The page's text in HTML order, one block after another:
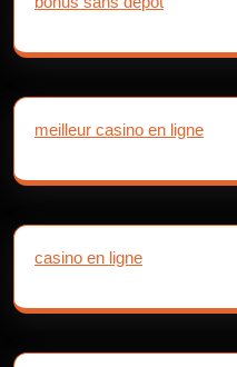
meilleur casino en ligne
casino en ligne